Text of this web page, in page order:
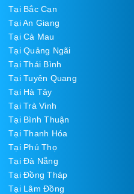
Tại Bắc Cạn
Tại An Giang
Tại Cà Mau
Tại Quảng Ngãi
Tại Thái Bình
Tại Tuyên Quang
Tại Hà Tây
Tại Trà Vinh
Tại Bình Thuận
Tại Thanh Hóa
Tại Phú Thọ
Tại Đà Nẵng
Tại Đồng Tháp
Tại Lâm Đồng